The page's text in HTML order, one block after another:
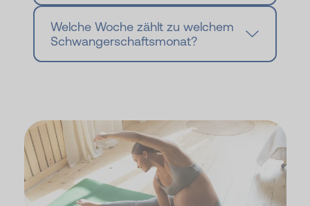
Welche Woche zählt zu welchem
Schwangerschaftsmonat?